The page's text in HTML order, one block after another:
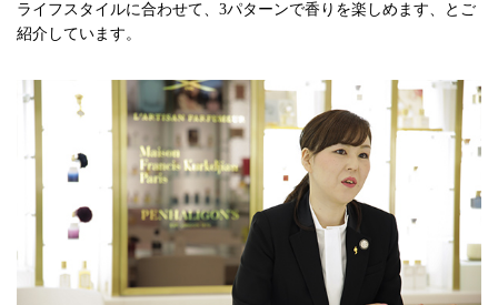
ライフスタイルに合わせて、3パターンで香りを楽しめます、とご
紹介しています。